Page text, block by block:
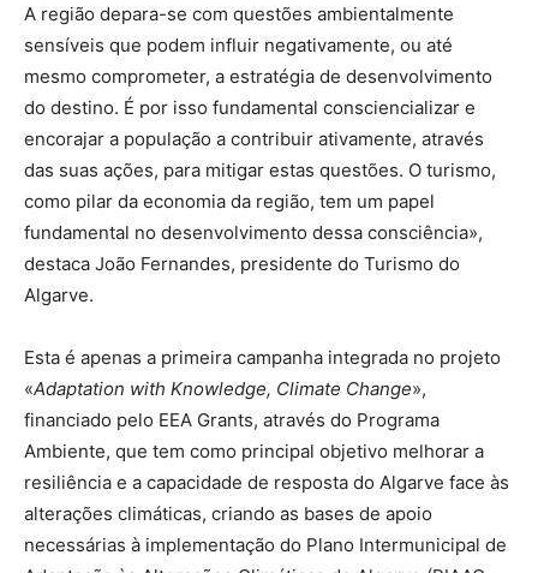
A região depara-se com questões ambientalmente
sensíveis que podem influir negativamente, ou até
mesmo comprometer, a estratégia de desenvolvimento
do destino. É por isso fundamental consciencializar e
encorajar a população a contribuir ativamente, através
das suas ações, para mitigar estas questões. O turismo,
como pilar da economia da região, tem um papel
fundamental no desenvolvimento dessa consciência»,
destaca João Fernandes, presidente do Turismo do
Algarve.
Esta é apenas a primeira campanha integrada no projeto
«Adaptation with Knowledge, Climate Change»,
financiado pelo EEA Grants, através do Programa
Ambiente, que tem como principal objetivo melhorar a
resiliência e a capacidade de resposta do Algarve face às
alterações climáticas, criando as bases de apoio
necessárias à implementação do Plano Intermunicipal de